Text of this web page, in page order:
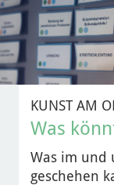
KUNST AM
Was
Was im und
geschehen